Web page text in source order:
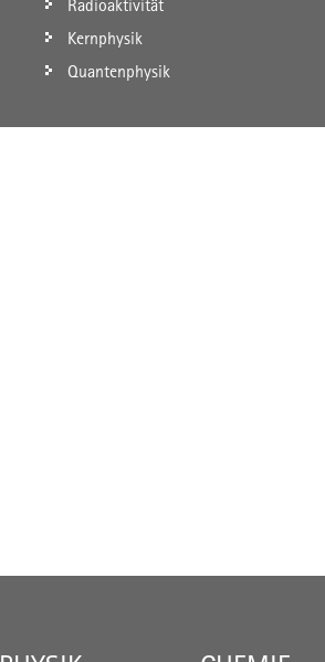
Radioaktivität
Kernphysik
Quantenphysik